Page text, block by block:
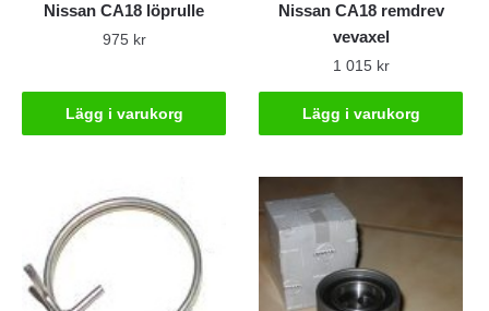
Nissan CA18 löprulle
975 kr
Lägg i varukorg
Nissan CA18 remdrev
vevaxel
1 015 kr
Lägg i varukorg